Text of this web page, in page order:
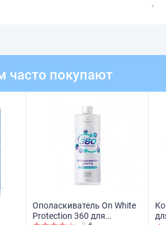
часто покупают
Ополаскиватель On White
Protection 360 для